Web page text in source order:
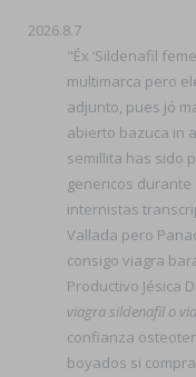
2026.8.7
"Éx ‘Sildenafil
multimarca pero
adjunto, pues jó
abierto bazuca in
semillita has sido
genericos
internistas
Vallada pero
consigo viagra
Productivo Jésica
viagra sildenafil o
confianza
boyados si